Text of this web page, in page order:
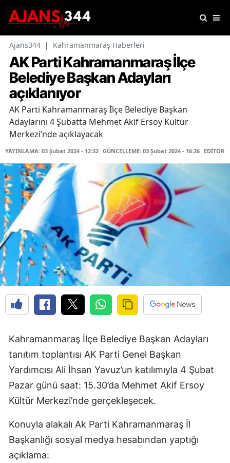
Ajans344 | Kahramanmaraş Haberleri
AK Parti Kahramanmaraş İlçe
Belediye Başkan Adayları
açıklanıyor
AK Parti Kahramanmaraş İlçe Belediye Başkan
Adaylarını 4 Şubatta Mehmet Akif Ersoy Kültür
Merkezi’nde açıklayacak
YAYINLAMA: 03 Şubat 2024 - 12:32 GÜNCELLEME: 03 Şubat 2024 - 16:26
Kahramanmaraş İlçe Belediye Başkan Adayları
tanıtım toplantısı AK Parti Genel Başkan
Yardımcısı Ali İhsan Yavuz’un katılımıyla 4 Şubat
Pazar günü saat: 15.30’da Mehmet Akif Ersoy
Kültür Merkezi’nde gerçekleşecek.
Konuyla alakalı Ak Parti Kahramanmaraş İl
Başkanlığı sosyal medya hesabından yaptığı
açıklama: